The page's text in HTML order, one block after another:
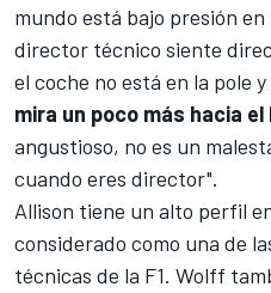
mundo está bajo presión
director técnico siente
el coche no está en la pole
mira un poco más hacia
angustioso, no es un
cuando eres director".
Allison tiene un alto perfil
considerado como una de
técnicas de la F1. Wolff